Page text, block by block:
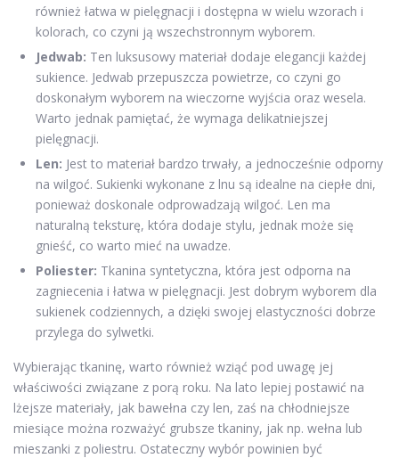
również łatwa w pielęgnacji i dostępna w wielu wzorach i
kolorach, co czyni ją wszechstronnym wyborem.
Jedwab: Ten luksusowy materiał dodaje elegancji każdej
sukience. Jedwab przepuszcza powietrze, co czyni go
doskonałym wyborem na wieczorne wyjścia oraz wesela.
Warto jednak pamiętać, że wymaga delikatniejszej
pielęgnacji.
Len: Jest to materiał bardzo trwały, a jednocześnie odporny
na wilgoć. Sukienki wykonane z lnu są idealne na ciepłe dni,
ponieważ doskonale odprowadzają wilgoć. Len ma
naturalną teksturę, która dodaje stylu, jednak może się
gnieść, co warto mieć na uwadze.
Poliester: Tkanina syntetyczna, która jest odporna na
zagniecenia i łatwa w pielęgnacji. Jest dobrym wyborem dla
sukienek codziennych, a dzięki swojej elastyczności dobrze
przylega do sylwetki.
Wybierając tkaninę, warto również wziąć pod uwagę jej
właściwości związane z porą roku. Na lato lepiej postawić na
lżejsze materiały, jak bawełna czy len, zaś na chłodniejsze
miesiące można rozważyć grubsze tkaniny, jak np. wełna lub
mieszanki z poliestru. Ostateczny wybór powinien być